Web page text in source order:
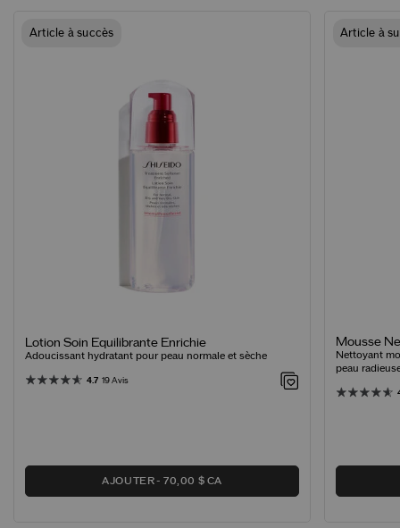
Article à succès
Lotion Soin Equilibrante Enrichie
Adoucissant hydratant pour peau normale et sèche
4.7 19 Avis
AJOUTER 70,00 $ CA
Article à
Mousse
Nettoyant
peau